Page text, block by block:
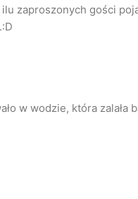
zaproszonych gości
w wodzie, która zalała